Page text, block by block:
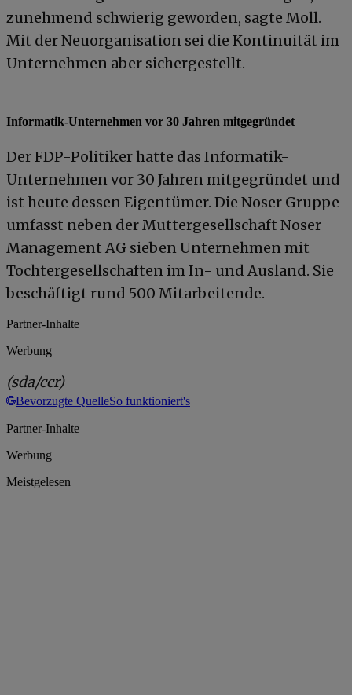
zunehmend schwierig geworden, sagte Moll.
Mit der Neuorganisation sei die Kontinuität im
Unternehmen aber sichergestellt.
Informatik-Unternehmen vor 30 Jahren mitgegründet
Der FDP-Politiker hatte das Informatik-
Unternehmen vor 30 Jahren mitgegründet und
ist heute dessen Eigentümer. Die Noser Gruppe
umfasst neben der Muttergesellschaft Noser
Management AG sieben Unternehmen mit
Tochtergesellschaften im In- und Ausland. Sie
beschäftigt rund 500 Mitarbeitende.
Partner-Inhalte
Werbung
(sda/ccr)
Bevorzugte QuelleSo funktioniert's
Partner-Inhalte
Werbung
Meistgelesen